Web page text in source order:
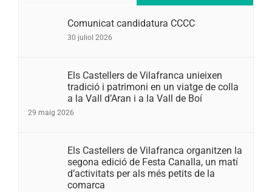
Comunicat candidatura CCCC
30 juliol 2026
Els Castellers de Vilafranca unieixen
tradició i patrimoni en un viatge de colla
a la Vall d’Aran i a la Vall de Boí
29 maig 2026
Els Castellers de Vilafranca organitzen la
segona edició de Festa Canalla, un matí
d’activitats per als més petits de la
comarca